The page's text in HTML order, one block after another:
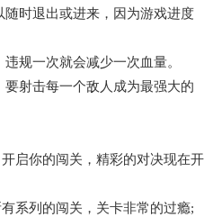
时退出或进来，因为游戏进度
一次就会减少一次血量。
射击每一个敌人成为最强大的
你的闯关，精彩的对决现在开
列的闯关，关卡非常的过瘾;